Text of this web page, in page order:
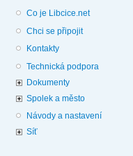
Co je Libcice.net
Chci se připojit
Kontakty
Technická podpora
Dokumenty
Spolek a město
Návody a nastavení
Síť